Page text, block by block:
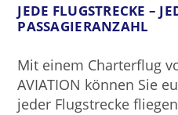
JEDE FLUGSTRECKE –
PASSAGIERANZAHL
Mit einem Charterflug
AVIATION können Sie
jeder Flugstrecke